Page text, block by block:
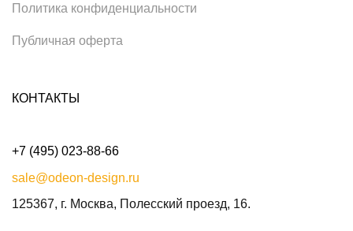
Политика конфиденциальности
Публичная оферта
КОНТАКТЫ
+7 (495) 023-88-66
sale@odeon-design.ru
125367, г. Москва, Полесский проезд, 16.